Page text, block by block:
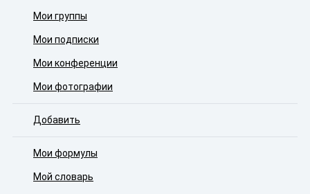
Мои группы
Мои подписки
Мои конференции
Мои фотографии
Добавить
Мои формулы
Мой словарь